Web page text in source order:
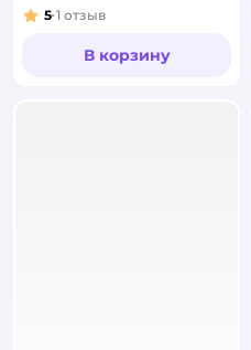
Рейтинг:
5 1 отзыв
В корзину